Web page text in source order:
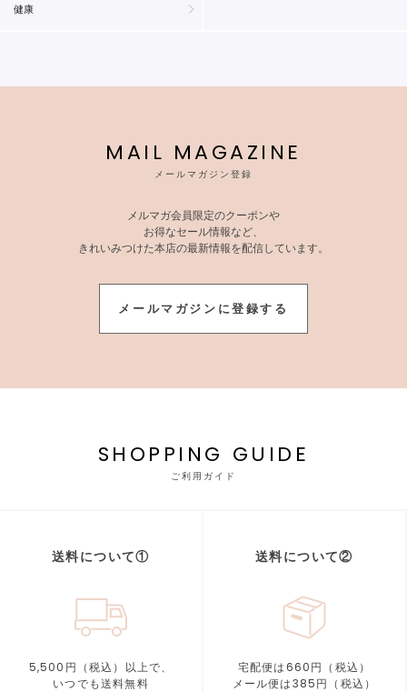
健康
MAIL MAGAZINE
メールマガジン登録
メルマガ会員限定のクーポンや
お得なセール情報など、
きれいみつけた本店の最新情報を配信しています。
メールマガジンに登録する
SHOPPING GUIDE
ご利用ガイド
送料について①
5,500円（税込）以上で、
いつでも送料無料
送料について②
宅配便は660円（税込）
メール便は385円（税込）